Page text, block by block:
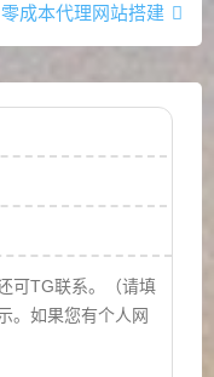
零成本代理网站搭建